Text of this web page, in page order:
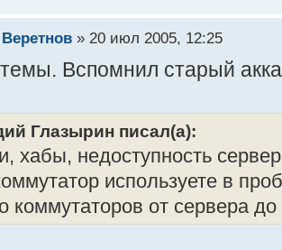
» 20 июл 2005, 12:25
Вспомнил старый
Глазырин писал(а):
хабы, недоступность
используете в
коммутаторов от сервера до